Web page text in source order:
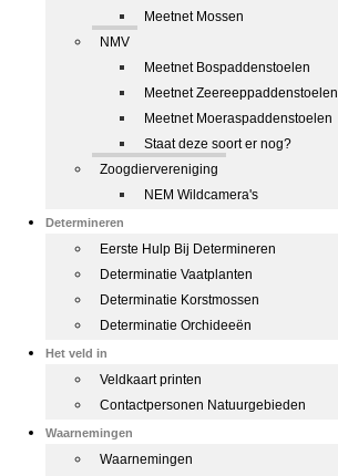
Meetnet Mossen
NMV
Meetnet Bospaddenstoelen
Meetnet Zeereeppaddenstoelen
Meetnet Moeraspaddenstoelen
Staat deze soort er nog?
Zoogdiervereniging
NEM Wildcamera's
Determineren
Eerste Hulp Bij Determineren
Determinatie Vaatplanten
Determinatie Korstmossen
Determinatie Orchideeën
Het veld in
Veldkaart printen
Contactpersonen Natuurgebieden
Waarnemingen
Waarnemingen